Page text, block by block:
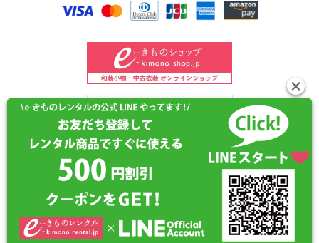
©2024 e-kimono-rental